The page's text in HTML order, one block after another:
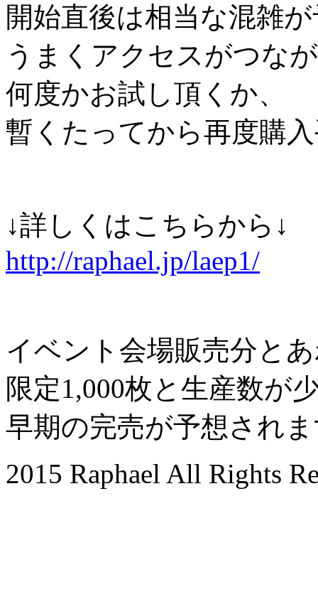
開始直後は相当な混雑
うまくアクセスがつな
何度かお試し頂くか、
暫くたってから再度購
↓詳しくはこちらから↓
http://raphael.jp/laep1/
イベント会場販売分と
限定1,000枚と生産数が
早期の完売が予想され
2015 Raphael All Rights